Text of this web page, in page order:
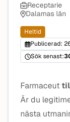
Receptarie
Dalarnas län
Heltid
Publicerad:
Sök senast:
Farmaceut
Är du
nästa